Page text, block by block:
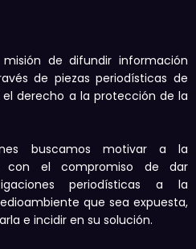
de difundir información
de piezas periodísticas de
derecho a la protección de la
buscamos motivar a la
con el compromiso de dar
periodísticas a la
que sea expuesta,
e incidir en su solución.